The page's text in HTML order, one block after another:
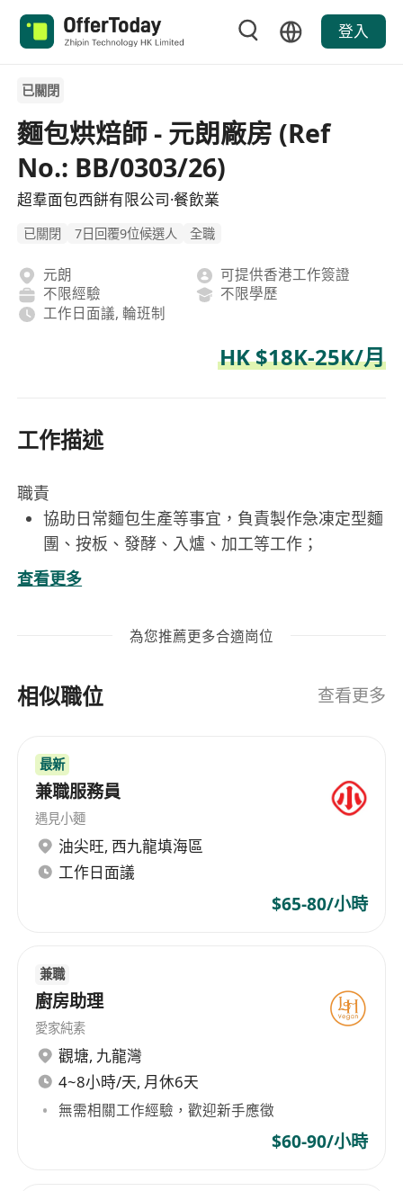
登入
已關閉
麵包烘焙師 - 元朗廠房 (Ref
No.: BB/0303/26)
超羣面包西餅有限公司·餐飲業
已關閉 7日回覆9位候選人 全職
元朗
可提供香港工作簽證
不限經驗
不限學歷
工作日面議, 輪班制
HK $18K-25K/月
工作描述
職責
協助日常麵包生產等事宜，負責製作急凍定型麵
團、按板、發酵、入爐、加工等工作；
負責操作生產機器、日常設備，及器具的整潔衛
生。
2年或以上麵包製作經驗。
工作時間
上午7時至下午5時半，每天工作9.5 小時
每週工作6天，輪班
福利
交通津貼、膳食津貼
工作地點：元朗唐人新村
如對此空缺有興趣，歡迎電郵遞交履歷或致電查
詢。
電郵: ******************* (請在履歷表註明申請
之公司及職位 )
WhatsApp：*********
申請人提供之全部資料絕對保密及只供作招聘之
查看更多
為您推薦更多合適崗位
相似職位 查看更多
最新
兼職服務員
遇見小麵
油尖旺, 西九龍填海區
工作日面議
$65-80/小時
兼職
廚房助理
愛家純素
觀塘, 九龍灣
4~8小時/天, 月休6天
無需相關工作經驗，歡迎新手應徵
$60-90/小時